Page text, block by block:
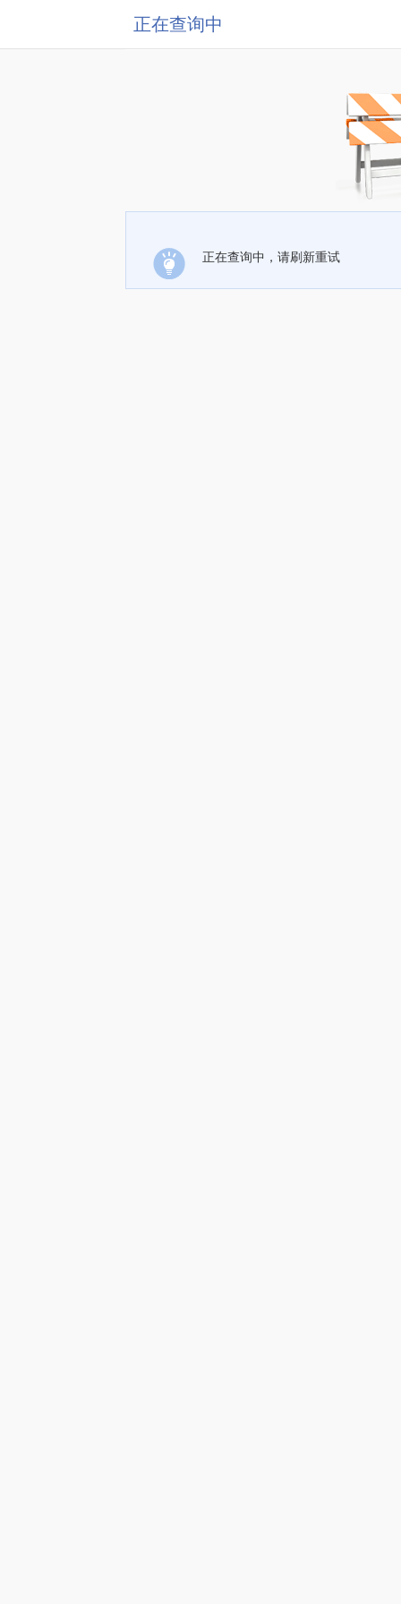
正在查询中
正在查询中，请刷新重试